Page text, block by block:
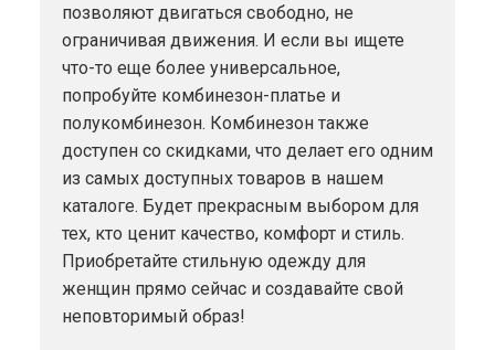
позволяют двигаться свободно, не
ограничивая движения. И если вы ищете
что-то еще более универсальное,
попробуйте комбинезон-платье и
полукомбинезон. Комбинезон также
доступен со скидками, что делает его одним
из самых доступных товаров в нашем
каталоге. Будет прекрасным выбором для
тех, кто ценит качество, комфорт и стиль.
Приобретайте стильную одежду для
женщин прямо сейчас и создавайте свой
неповторимый образ!